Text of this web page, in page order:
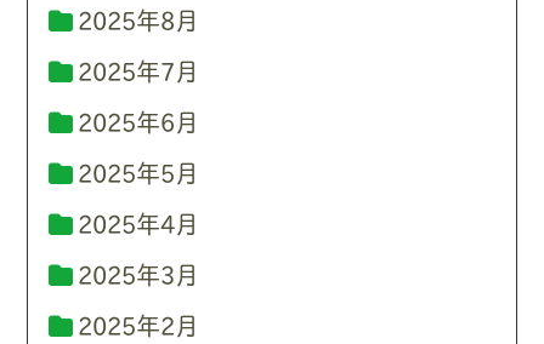
2025年8月
2025年7月
2025年6月
2025年5月
2025年4月
2025年3月
2025年2月